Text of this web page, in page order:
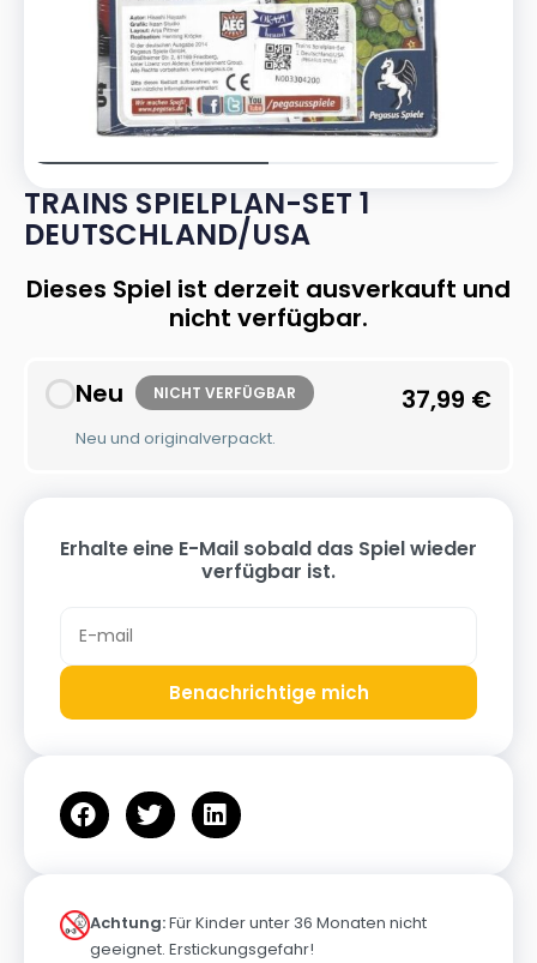
TRAINS SPIELPLAN-SET 1
DEUTSCHLAND/USA
Dieses Spiel ist derzeit ausverkauft und
nicht verfügbar.
Neu NICHT VERFÜGBAR
Neu und originalverpackt.
37,99 €
Erhalte eine E-Mail sobald das Spiel wieder
verfügbar ist.
Benachrichtige mich
Achtung:Für Kinder unter 36 Monaten nicht
geeignet. Erstickungsgefahr!